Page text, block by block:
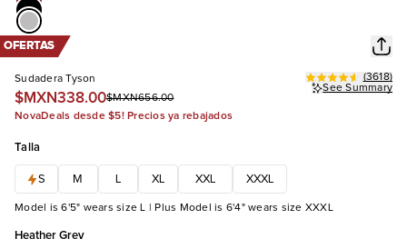
OFERTAS
Sudadera Tyson
$MXN338.00$MXN656.00
(3618)
See Summary
NovaDeals desde $5! Precios ya rebajados
Talla
S M XL XXL XXXL
Model is 6'5" wears size L | Plus Model is 6'4" wears size XXXL
Heather Grey